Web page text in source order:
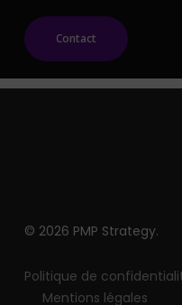
Contact
© 2026 PMP Strategy.
Politique de
Mentions légales